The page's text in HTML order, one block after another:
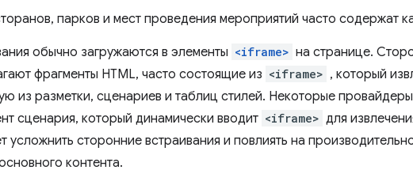
парков и мест проведения мероприятий часто содержат
обычно загружаются в элементы <iframe> на странице.
фрагменты HTML, часто состоящие из <iframe> , который
из разметки, сценариев и таблиц стилей. Некоторые
сценария, который динамически вводит <iframe> для
усложнить сторонние встраивания и повлиять на
контента.